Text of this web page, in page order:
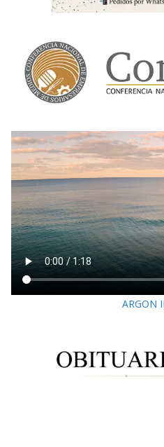
ARGON